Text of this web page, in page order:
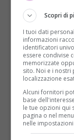
Gwyneth –è
fanno sorgere
risultano un
è stata
La testataFast
verifica proprio
tramite alcune
bagno di
rilassante e
dollari a seduta
stregoneria per
Scopri di
I tuoi dati
informazioni
identificatori
essere condivise
memorizzate
sito. Noi e i
localizzazione
Alcuni fornitori
base
le tue opzioni qui
pagina o nel
nelle